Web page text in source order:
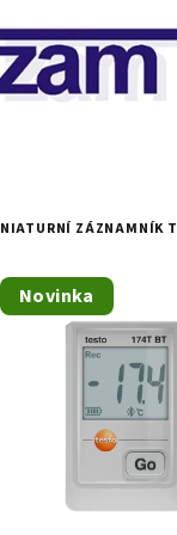
ZÁZNAMNÍK
Novinka